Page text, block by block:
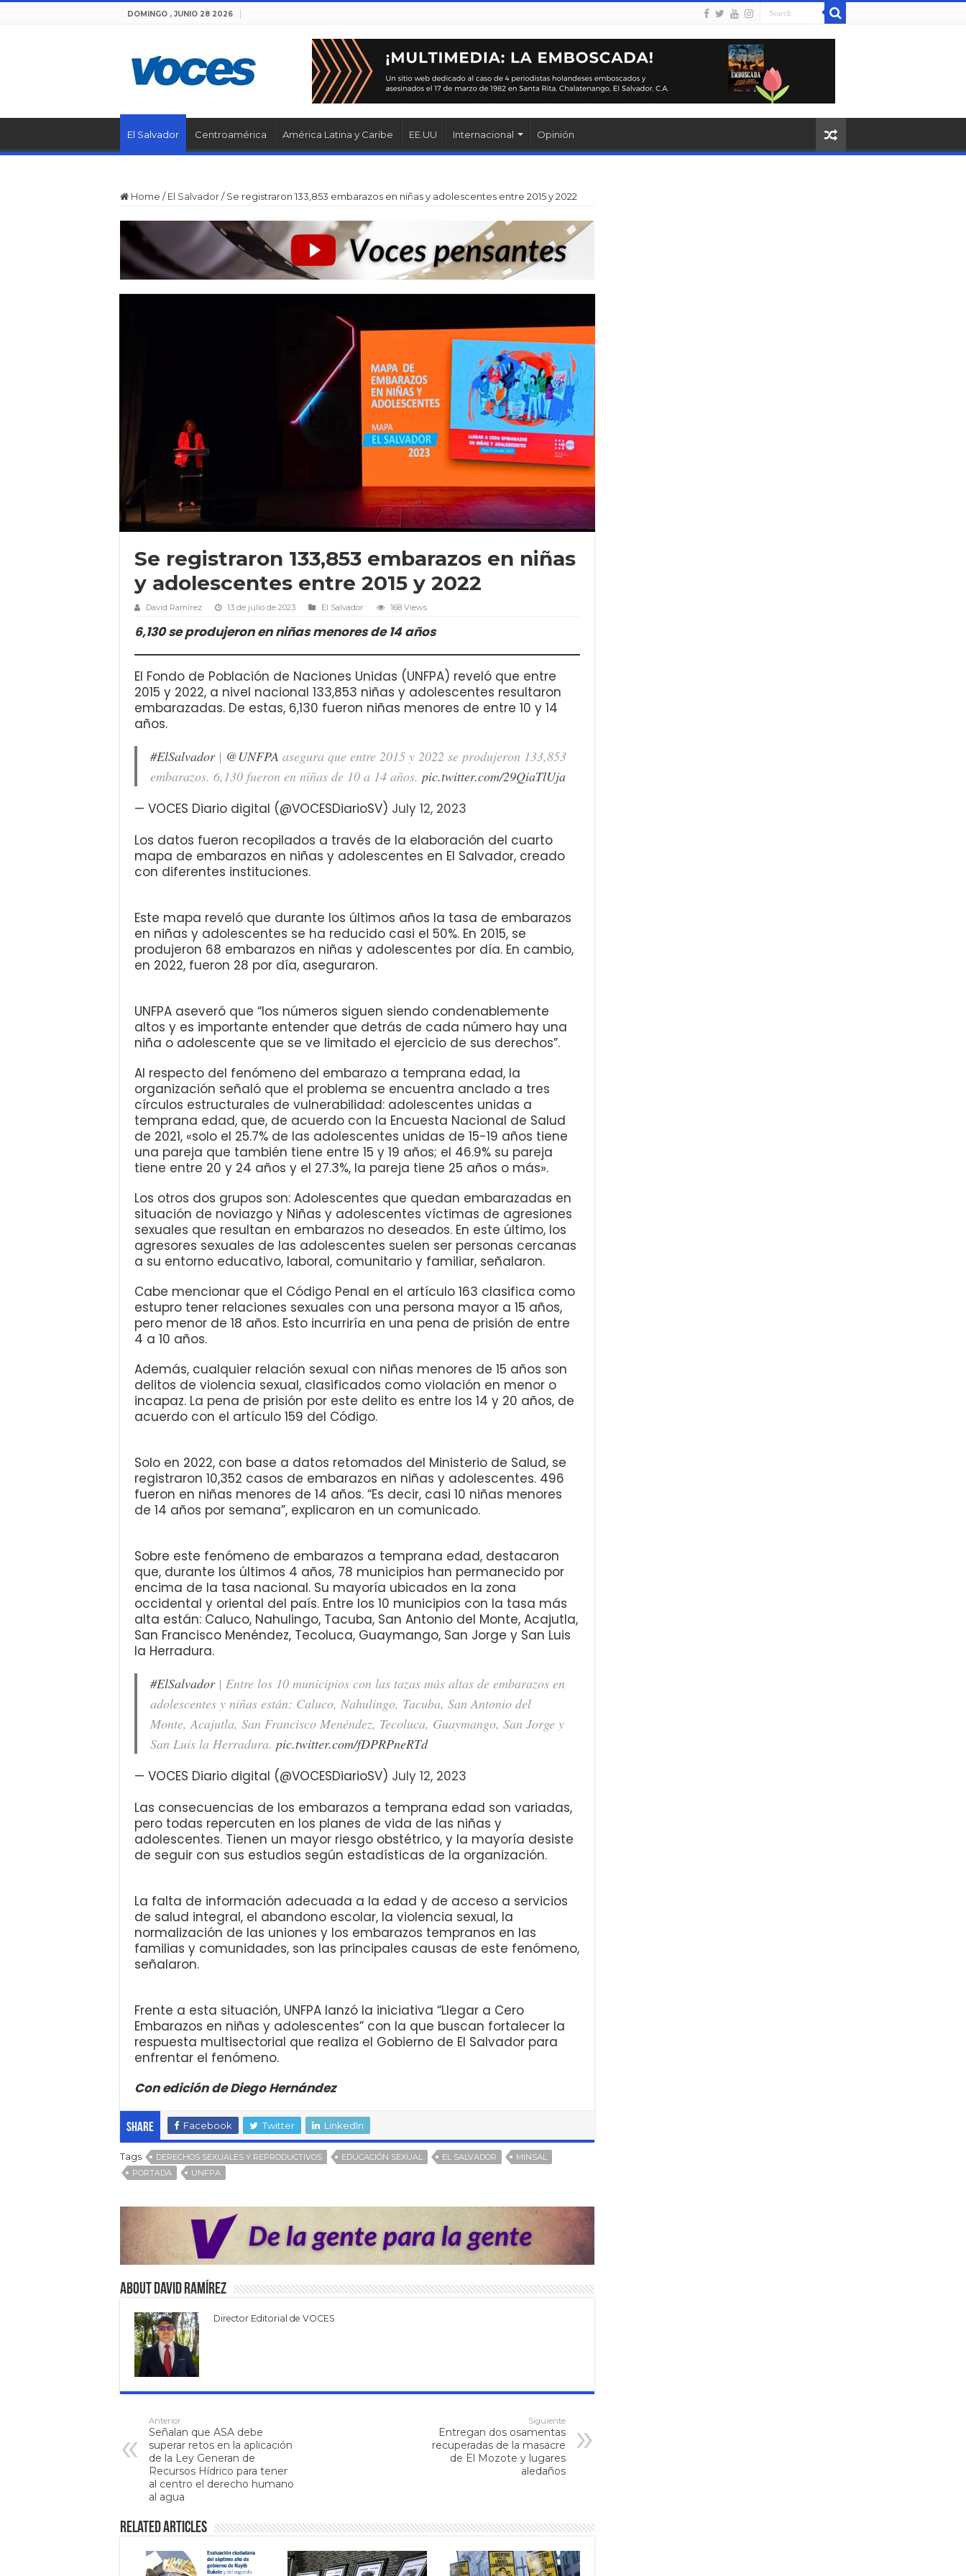
DOMINGO , JUNIO 28 2026
El Salvador Centroamérica América Latina y Caribe EE.UU Internacional Opinión
Home / El Salvador/ Se registraron 133,853 embarazos en niñas y adolescentes entre 2015 y 2022
Se registraron 133,853 embarazos en niñas
y adolescentes entre 2015 y 2022
David Ramírez 13 de julio de 2023 El Salvador 168 Views
6,130 se produjeron en niñas menores de 14 años
El Fondo de Población de Naciones Unidas (UNFPA) reveló que entre
2015 y 2022, a nivel nacional 133,853 niñas y adolescentes resultaron
embarazadas. De estas, 6,130 fueron niñas menores de entre 10 y 14
años.
#ElSalvador| @UNFPA asegura que entre 2015 y 2022 se produjeron 133,853
embarazos. 6,130 fueron en niñas de 10 a 14 años. pic.twitter.com/29QiaTlUja
— VOCES Diario digital (@VOCESDiarioSV) July 12, 2023
Los datos fueron recopilados a través de la elaboración del cuarto
mapa de embarazos en niñas y adolescentes en El Salvador, creado
con diferentes instituciones.
Este mapa reveló que durante los últimos años la tasa de embarazos
en niñas y adolescentes se ha reducido casi el 50%. En 2015, se
produjeron 68 embarazos en niñas y adolescentes por día. En cambio,
en 2022, fueron 28 por día, aseguraron.
UNFPA aseveró que “los números siguen siendo condenablemente
altos y es importante entender que detrás de cada número hay una
niña o adolescente que se ve limitado el ejercicio de sus derechos”.
Al respecto del fenómeno del embarazo a temprana edad, la
organización señaló que el problema se encuentra anclado a tres
círculos estructurales de vulnerabilidad: adolescentes unidas a
temprana edad, que, de acuerdo con la Encuesta Nacional de Salud
de 2021, «solo el 25.7% de las adolescentes unidas de 15-19 años tiene
una pareja que también tiene entre 15 y 19 años; el 46.9% su pareja
tiene entre 20 y 24 años y el 27.3%, la pareja tiene 25 años o más».
Los otros dos grupos son: Adolescentes que quedan embarazadas en
situación de noviazgo y Niñas y adolescentes víctimas de agresiones
sexuales que resultan en embarazos no deseados. En este último, los
agresores sexuales de las adolescentes suelen ser personas cercanas
a su entorno educativo, laboral, comunitario y familiar, señalaron.
Cabe mencionar que el Código Penal en el artículo 163 clasifica como
estupro tener relaciones sexuales con una persona mayor a 15 años,
pero menor de 18 años. Esto incurriría en una pena de prisión de entre
4 a 10 años.
Además, cualquier relación sexual con niñas menores de 15 años son
delitos de violencia sexual, clasificados como violación en menor o
incapaz. La pena de prisión por este delito es entre los 14 y 20 años, de
acuerdo con el artículo 159 del Código.
Solo en 2022, con base a datos retomados del Ministerio de Salud, se
registraron 10,352 casos de embarazos en niñas y adolescentes. 496
fueron en niñas menores de 14 años. “Es decir, casi 10 niñas menores
de 14 años por semana”, explicaron en un comunicado.
Sobre este fenómeno de embarazos a temprana edad, destacaron
que, durante los últimos 4 años, 78 municipios han permanecido por
encima de la tasa nacional. Su mayoría ubicados en la zona
occidental y oriental del país. Entre los 10 municipios con la tasa más
alta están: Caluco, Nahulingo, Tacuba, San Antonio del Monte, Acajutla,
San Francisco Menéndez, Tecoluca, Guaymango, San Jorge y San Luis
la Herradura.
#ElSalvador| Entre los 10 municipios con las tazas más altas de embarazos en
adolescentes y niñas están: Caluco, Nahulingo, Tacuba, San Antonio del
Monte, Acajutla, San Francisco Menéndez, Tecoluca, Guaymango, San Jorge y
San Luis la Herradura. pic.twitter.com/fDPRPneRTd
— VOCES Diario digital (@VOCESDiarioSV) July 12, 2023
Las consecuencias de los embarazos a temprana edad son variadas,
pero todas repercuten en los planes de vida de las niñas y
adolescentes. Tienen un mayor riesgo obstétrico, y la mayoría desiste
de seguir con sus estudios según estadísticas de la organización.
La falta de información adecuada a la edad y de acceso a servicios
de salud integral, el abandono escolar, la violencia sexual, la
normalización de las uniones y los embarazos tempranos en las
familias y comunidades, son las principales causas de este fenómeno,
señalaron.
Frente a esta situación, UNFPA lanzó la iniciativa “Llegar a Cero
Embarazos en niñas y adolescentes” con la que buscan fortalecer la
respuesta multisectorial que realiza el Gobierno de El Salvador para
enfrentar el fenómeno.
Con edición de Diego Hernández
Share Facebook Twitter LinkedIn
Tags DERECHOS SEXUALES Y REPRODUCTIVOS EDUCACIÓN SEXUAL EL SALVADOR
MINSAL
PORTADA
UNFPA
About David Ramírez
Director Editorial de VOCES
Anterior
Señalan que ASA debe
superar retos en la aplicación
de la Ley Generan de
Recursos Hídrico para tener
al centro el derecho humano
al agua
Siguiente
Entregan dos osamentas
recuperadas de la masacre
de El Mozote y lugares
aledaños
Related Articles